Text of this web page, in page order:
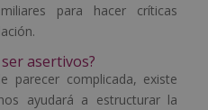
para hacer críticas
asertivos?
parecer complicada, existe
ayudará a estructurar la